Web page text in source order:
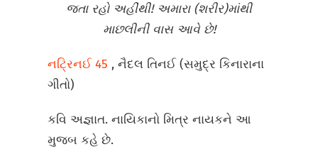
જતા રહો અહીંથી! અમારા (શરીર)માંથી
માછલીની વાસ આવે છે!
નટ્રિનઈ 45 , નૈદલ તિનઈ (સમુદ્ર કિનારાના
ગીતો)
કવિ અજ્ઞાત. નાયિકાનો મિત્ર નાયકને આ
મુજબ કહે છે.